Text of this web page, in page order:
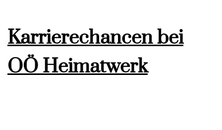
Karrierechancen bei
OÖ Heimatwerk